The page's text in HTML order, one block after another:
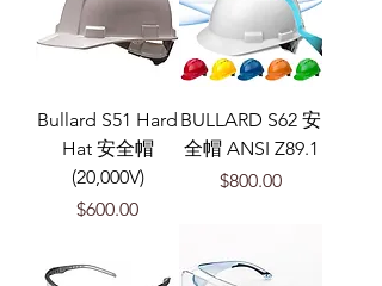
Bullard S51 Hard
Hat 安全帽
(20,000V)
價格
$600.00
BULLARD S62 安
全帽 ANSI Z89.1
價格
$800.00